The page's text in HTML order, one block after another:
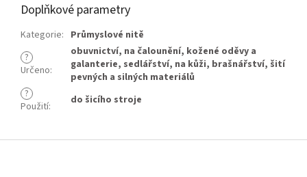
Doplňkové parametry
Kategorie: Průmyslové nitě
?
Určeno:
obuvnictví, na čalounění, kožené oděvy a
galanterie, sedlářství, na kůži, brašnářství, šití
pevných a silných materiálů
?
Použití: do šicího stroje
Z